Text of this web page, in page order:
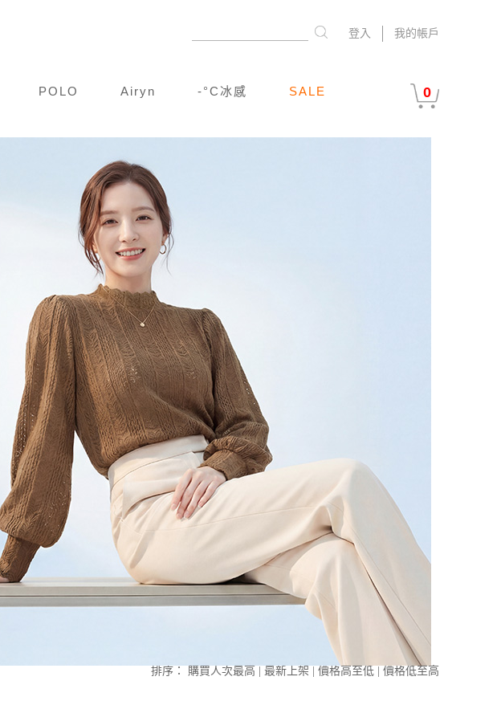
我的帳戶
登入
POLO Airyn -°C冰感 SALE 0
排序： 購買人次最高 最新上架 價格高至低 價格低至高